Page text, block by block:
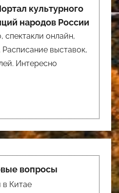
культурного
народов России
спектакли онлайн,
выставок,
Интересно
визовые